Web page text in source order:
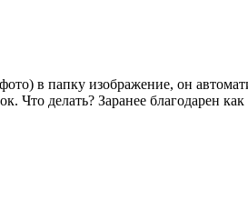
в папку изображение, он
Что делать? Заранее благодарен